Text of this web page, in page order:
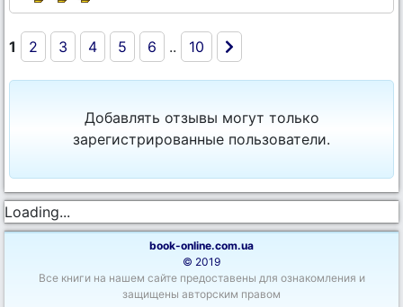
1 2 3 4 5 6 .. 10
Добавлять отзывы могут только
зарегистрированные пользователи.
Loading...
book-online.com.ua
© 2019
Все книги на нашем сайте предоставены для ознакомления и
защищены авторским правом